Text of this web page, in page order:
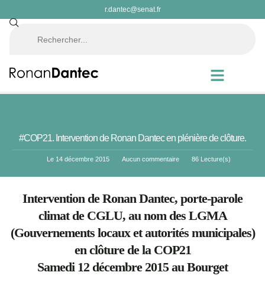
r.dantec@senat.fr
#COP21. Intervention de Ronan Dantec en plénière de clôture.
Le 14 décembre 2015 Aucun commentaire 86 Lecture(s)
Intervention de Ronan Dantec, porte-parole
climat de CGLU, au nom des LGMA
(Gouvernements locaux et autorités municipales)
en clôture de la COP21
Samedi 12 décembre 2015 au Bourget